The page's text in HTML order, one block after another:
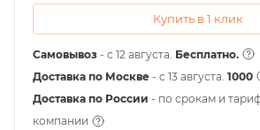
Купить в 1 клик
Самовывоз - с 12 августа. Бесплатно.
Доставка по Москве - c 13 августа. 1000
Доставка по России - по срокам и
компании